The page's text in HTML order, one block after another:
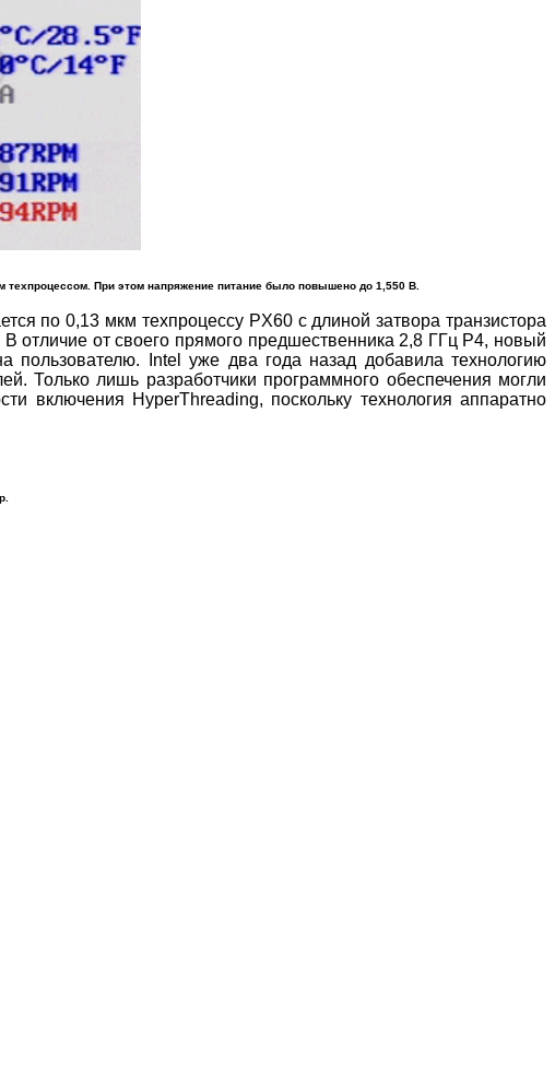
техпроцессом. При этом напряжение питание было повышено до 1,550 В.
по 0,13 мкм техпроцессу PX60 с длиной затвора транзистора
отличие от своего прямого предшественника 2,8 ГГц P4, новый
пользователю. Intel уже два года назад добавила технологию
Только лишь разработчики программного обеспечения могли
включения HyperThreading, поскольку технология аппаратно